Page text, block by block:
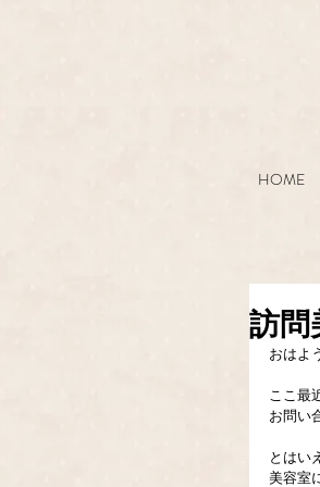
HOME
訪問
おはよ
ここ最
お問い
とはい
美容室